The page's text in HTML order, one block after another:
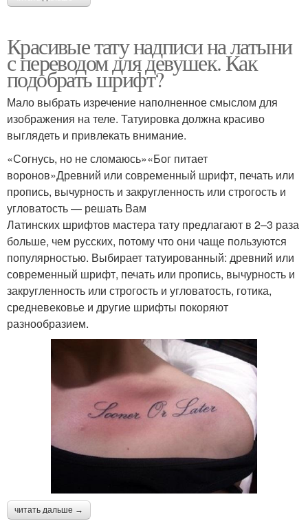
Красивые тату надписи на латыни
с переводом для девушек. Как
подобрать шрифт?
Мало выбрать изречение наполненное смыслом для
изображения на теле. Татуировка должна красиво
выглядеть и привлекать внимание.
«Согнусь, но не сломаюсь»«Бог питает
воронов»Древний или современный шрифт, печать или
пропись, вычурность и закругленность или строгость и
угловатость — решать Вам
Латинских шрифтов мастера тату предлагают в 2–3 раза
больше, чем русских, потому что они чаще пользуются
популярностью. Выбирает татуированный: древний или
современный шрифт, печать или пропись, вычурность и
закругленность или строгость и угловатость, готика,
средневековье и другие шрифты покоряют
разнообразием.
читать дальше →